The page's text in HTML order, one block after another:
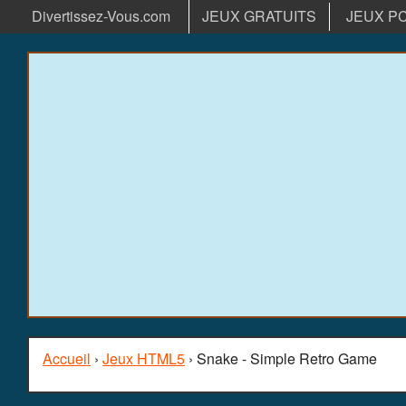
Divertissez-Vous.com JEUX GRATUITS JEUX
Accueil › Jeux HTML5 › Snake - Simple Retro Game